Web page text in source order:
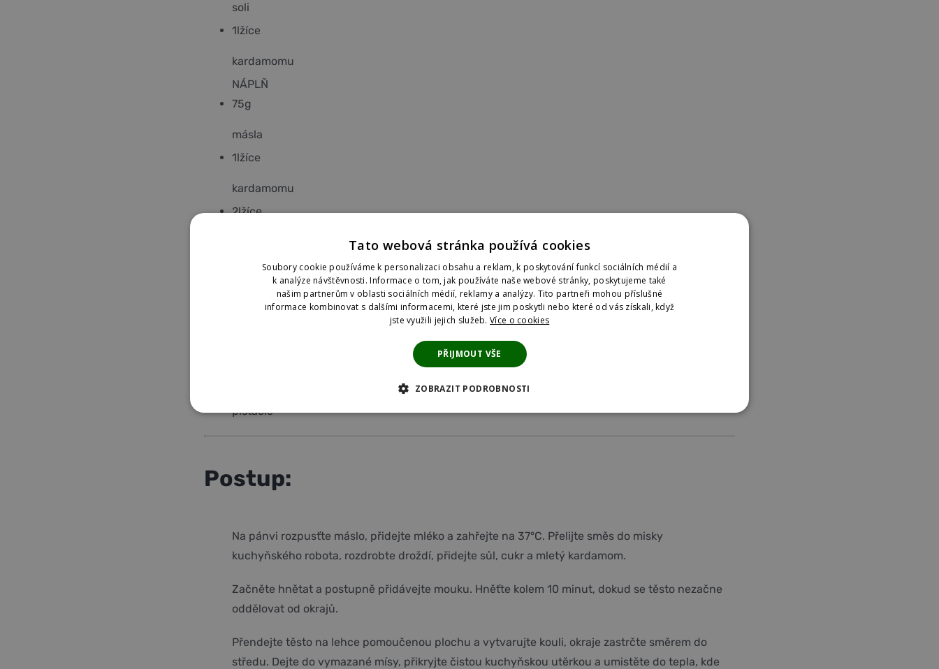
soli
1lžíce
kardamomu
NÁPLŇ
75g
másla
1lžíce
kardamomu
2lžíce
pistácie
Postup:
Na pánvi rozpusťte máslo, přidejte mléko a zahřejte na 37°C. Přelijte směs do misky
kuchyňského robota, rozdrobte droždí, přidejte sůl, cukr a mletý kardamom.
Začněte hnětat a postupně přidávejte mouku. Hněťte kolem 10 minut, dokud se těsto nezačne
oddělovat od okrajů.
Přendejte těsto na lehce pomoučenou plochu a vytvarujte kouli, okraje zastrčte směrem do
středu. Dejte do vymazané mísy, přikryjte čistou kuchyňskou utěrkou a umistěte do tepla, kde
Tato webová stránka používá cookies
Soubory cookie používáme k personalizaci obsahu a reklam, k poskytování funkcí sociálních médií a
k analýze návštěvnosti. Informace o tom, jak používáte naše webové stránky, poskytujeme také
našim partnerům v oblasti sociálních médií, reklamy a analýzy. Tito partneři mohou příslušné
informace kombinovat s dalšími informacemi, které jste jim poskytli nebo které od vás získali, když
jste využili jejich služeb.Více o cookies
PŘIJMOUT VŠE
ZOBRAZIT PODROBNOSTI
NEZBYTNĚ NUTNÉ COOKIES ANALYTICKÉ COOKIES MARKETINGOVÉ COOKIES